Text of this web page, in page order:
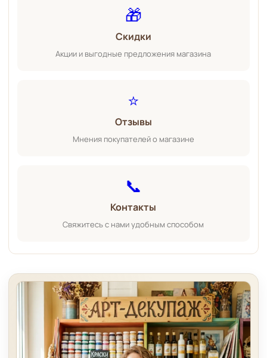
🎁
Скидки
Акции и выгодные предложения магазина
⭐
Отзывы
Мнения покупателей о магазине
📞
Контакты
Свяжитесь с нами удобным способом